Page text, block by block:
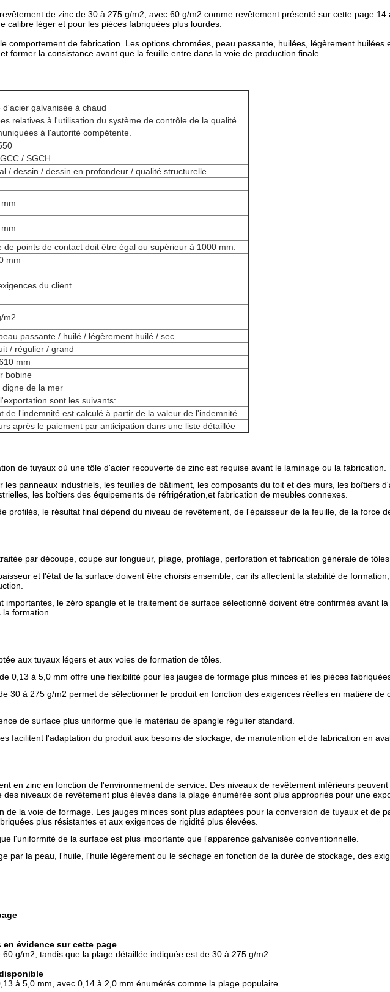
de zinc de 30 à 275 g/m2, avec 60 g/m2 comme revêtement présenté sur cette
calibre léger et pour les pièces fabriquées plus lourdes.
comportement de fabrication. Les options chromées, peau passante, huilées, légèrement
former la consistance avant que la feuille entre dans la voie de production finale.
d'acier galvanisée à chaud
relatives à l'utilisation du système de contrôle de la qualité
à l'autorité compétente.
/ SGCH
/ dessin / dessin en profondeur / qualité structurelle
de points de contact doit être égal ou supérieur à 1000 mm.
mm
du client
m2
passante / huilé / légèrement huilé / sec
/ régulier / grand
mm
bobine
digne de la mer
sont les suivants:
de l'indemnité est calculé à partir de la valeur de l'indemnité.
après le paiement par anticipation dans une liste détaillée
de tuyaux où une tôle d'acier recouverte de zinc est requise avant le laminage ou la fabrication.
les panneaux industriels, les feuilles de bâtiment, les composants du toit et des murs, les boîtiers
les boîtiers des équipements de réfrigération,et fabrication de meubles connexes.
profilés, le résultat final dépend du niveau de revêtement, de l'épaisseur de la feuille, de la force
par découpe, coupe sur longueur, pliage, profilage, perforation et fabrication générale de tôles.
et l'état de la surface doivent être choisis ensemble, car ils affectent la stabilité de
importantes, le zéro spangle et le traitement de surface sélectionné doivent être confirmés avant
formation.
aux tuyaux légers et aux voies de formation de tôles.
0,13 à 5,0 mm offre une flexibilité pour les jauges de formage plus minces et les pièces
30 à 275 g/m2 permet de sélectionner le produit en fonction des exigences réelles en matière
de surface plus uniforme que le matériau de spangle régulier standard.
facilitent l'adaptation du produit aux besoins de stockage, de manutention et de fabrication en
en zinc en fonction de l'environnement de service. Des niveaux de revêtement inférieurs
niveaux de revêtement plus élevés dans la plage énumérée sont plus appropriés pour une
de la voie de formage. Les jauges minces sont plus adaptées pour la conversion de tuyaux et de
plus résistantes et aux exigences de rigidité plus élevées.
l'uniformité de la surface est plus importante que l'apparence galvanisée conventionnelle.
par la peau, l'huile, l'huile légèrement ou le séchage en fonction de la durée de stockage, des
en évidence sur cette page
g/m2, tandis que la plage détaillée indiquée est de 30 à 275 g/m2.
à 5,0 mm, avec 0,14 à 2,0 mm énumérés comme la plage populaire.